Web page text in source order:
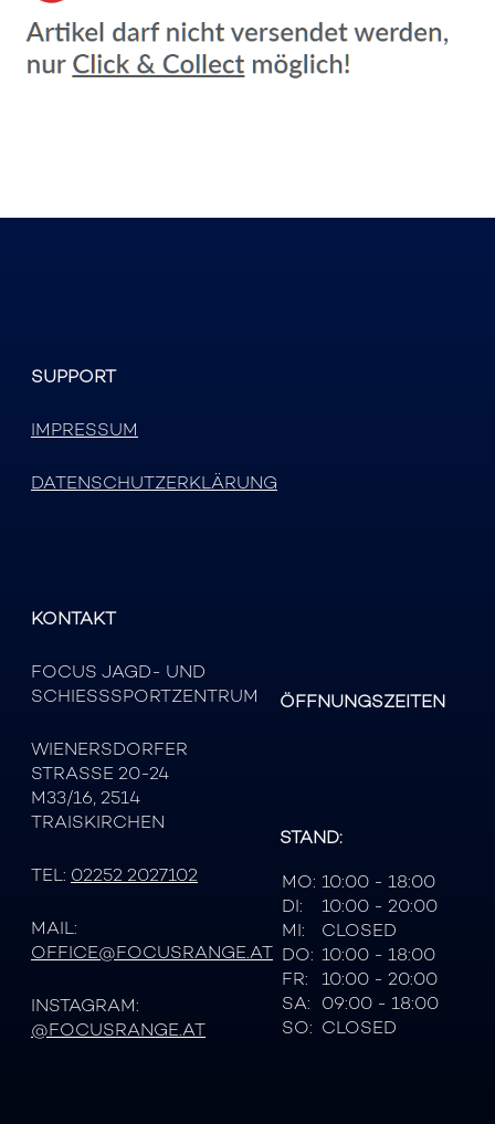
SUPPORT
IMPRESSUM
DATENSCHUTZERKLÄRUNG
KONTAKT
FOCUS JAGD- UND
SCHIESSSPORTZENTRUM
WIENERSDORFER
STRASSE 20-24
M33/16, 2514
TRAISKIRCHEN
TEL: 02252 2027102
MAIL:
OFFICE@FOCUSRANGE.AT
INSTAGRAM:
@FOCUSRANGE.AT
ÖFFNUNGSZEITEN
STAND:
MO: 10:00 - 18:00
DI:
10:00 - 20:00
MI:
CLOSED
DO: 10:00 - 18:00
FR:
10:00 - 20:00
SA: 09:00 - 18:00
SO: CLOSED